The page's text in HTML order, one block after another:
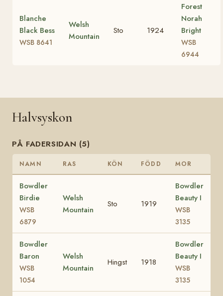
Blanche
Black Bess
WSB 8641
Welsh
Mountain
Sto 1924
Forest
Norah
Bright
WSB
6944
Halvsyskon
PÅ FADERSIDAN (5)
NAMN RAS KÖN FÖDD MOR
Bowdler
Birdie
WSB
6879
Welsh
Mountain
Sto 1919
Bowdler
Beauty I
WSB
3135
Bowdler
Baron
WSB
1054
Welsh
Mountain
Hingst 1918
Bowdler
Beauty I
WSB
3135